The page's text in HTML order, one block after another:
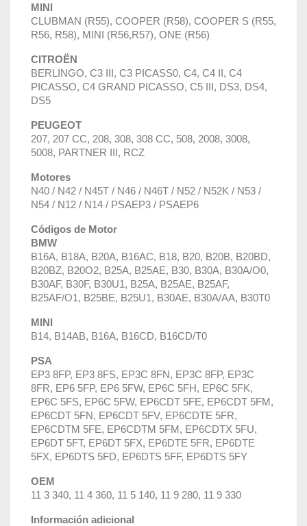
MINI
CLUBMAN (R55), COOPER (R58), COOPER S (R55,
R56, R58), MINI (R56,R57), ONE (R56)
CITROËN
BERLINGO, C3 III, C3 PICASS0, C4, C4 II, C4
PICASSO, C4 GRAND PICASSO, C5 III, DS3, DS4,
DS5
PEUGEOT
207, 207 CC, 208, 308, 308 CC, 508, 2008, 3008,
5008, PARTNER III, RCZ
Motores
N40 / N42 / N45T / N46 / N46T / N52 / N52K / N53 /
N54 / N12 / N14 / PSAEP3 / PSAEP6
Códigos de Motor
BMW
B16A, B18A, B20A, B16AC, B18, B20, B20B, B20BD,
B20BZ, B20O2, B25A, B25AE, B30, B30A, B30A/O0,
B30AF, B30F, B30U1, B25A, B25AE, B25AF,
B25AF/O1, B25BE, B25U1, B30AE, B30A/AA, B30T0
MINI
B14, B14AB, B16A, B16CD, B16CD/T0
PSA
EP3 8FP, EP3 8FS, EP3C 8FN, EP3C 8FP, EP3C
8FR, EP6 5FP, EP6 5FW, EP6C 5FH, EP6C 5FK,
EP6C 5FS, EP6C 5FW, EP6CDT 5FE, EP6CDT 5FM,
EP6CDT 5FN, EP6CDT 5FV, EP6CDTE 5FR,
EP6CDTM 5FE, EP6CDTM 5FM, EP6CDTX 5FU,
EP6DT 5FT, EP6DT 5FX, EP6DTE 5FR, EP6DTE
5FX, EP6DTS 5FD, EP6DTS 5FF, EP6DTS 5FY
OEM
11 3 340, 11 4 360, 11 5 140, 11 9 280, 11 9 330
Información adicional